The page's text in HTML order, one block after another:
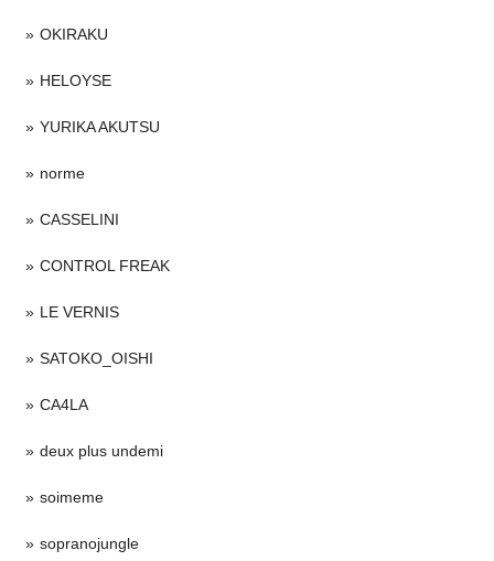
OKIRAKU
HELOYSE
YURIKA AKUTSU
norme
CASSELINI
CONTROL FREAK
LE VERNIS
SATOKO_OISHI
CA4LA
deux plus undemi
soimeme
sopranojungle